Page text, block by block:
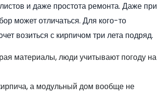
и даже простота ремонта. Даже при
может отличаться. Для кого-то
возиться с кирпичом три лета подряд.
материалы, люди учитывают погоду на
а модульный дом вообще не